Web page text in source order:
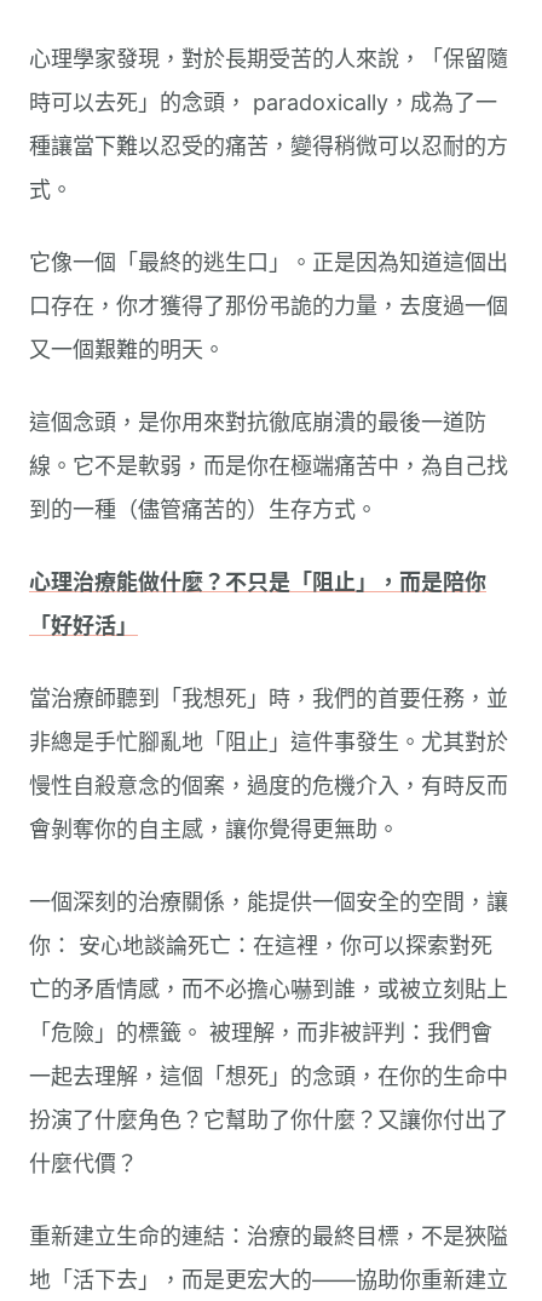
心理學家發現，對於長期受苦的人來說，「保留隨
時可以去死」的念頭， paradoxically，成為了一
種讓當下難以忍受的痛苦，變得稍微可以忍耐的方
式。
它像一個「最終的逃生口」。正是因為知道這個出
口存在，你才獲得了那份弔詭的力量，去度過一個
又一個艱難的明天。
這個念頭，是你用來對抗徹底崩潰的最後一道防
線。它不是軟弱，而是你在極端痛苦中，為自己找
到的一種（儘管痛苦的）生存方式。
心理治療能做什麼？不只是「阻止」，而是陪你
「好好活」
當治療師聽到「我想死」時，我們的首要任務，並
非總是手忙腳亂地「阻止」這件事發生。尤其對於
慢性自殺意念的個案，過度的危機介入，有時反而
會剝奪你的自主感，讓你覺得更無助。
一個深刻的治療關係，能提供一個安全的空間，讓
你： 安心地談論死亡：在這裡，你可以探索對死
亡的矛盾情感，而不必擔心嚇到誰，或被立刻貼上
「危險」的標籤。 被理解，而非被評判：我們會
一起去理解，這個「想死」的念頭，在你的生命中
扮演了什麼角色？它幫助了你什麼？又讓你付出了
什麼代價？
重新建立生命的連結：治療的最終目標，不是狹隘
地「活下去」，而是更宏大的——協助你重新建立